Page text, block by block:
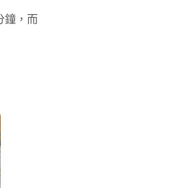
鐘，而